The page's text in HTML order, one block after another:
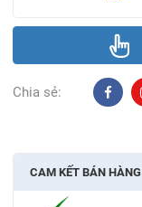
Chia sẻ:
CAM KẾT BÁN HÀNG